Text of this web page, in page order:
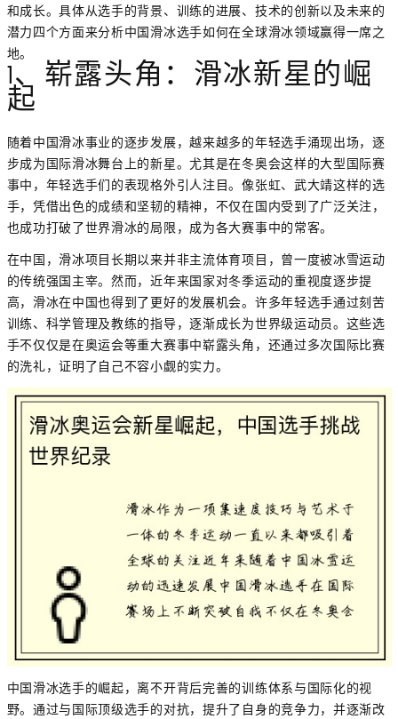
和成长。具体从选手的背景、训练的进展、技术的创新以及未来的
潜力四个方面来分析中国滑冰选手如何在全球滑冰领域赢得一席之
地。
1、崭露头角：滑冰新星的崛
起
随着中国滑冰事业的逐步发展，越来越多的年轻选手涌现出场，逐
步成为国际滑冰舞台上的新星。尤其是在冬奥会这样的大型国际赛
事中，年轻选手们的表现格外引人注目。像张虹、武大靖这样的选
手，凭借出色的成绩和坚韧的精神，不仅在国内受到了广泛关注，
也成功打破了世界滑冰的局限，成为各大赛事中的常客。
在中国，滑冰项目长期以来并非主流体育项目，曾一度被冰雪运动
的传统强国主宰。然而，近年来国家对冬季运动的重视度逐步提
高，滑冰在中国也得到了更好的发展机会。许多年轻选手通过刻苦
训练、科学管理及教练的指导，逐渐成长为世界级运动员。这些选
手不仅仅是在奥运会等重大赛事中崭露头角，还通过多次国际比赛
的洗礼，证明了自己不容小觑的实力。
中国滑冰选手的崛起，离不开背后完善的训练体系与国际化的视
野。通过与国际顶级选手的对抗，提升了自身的竞争力，并逐渐改